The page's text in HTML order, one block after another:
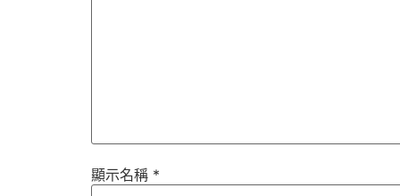
顯示名稱 *